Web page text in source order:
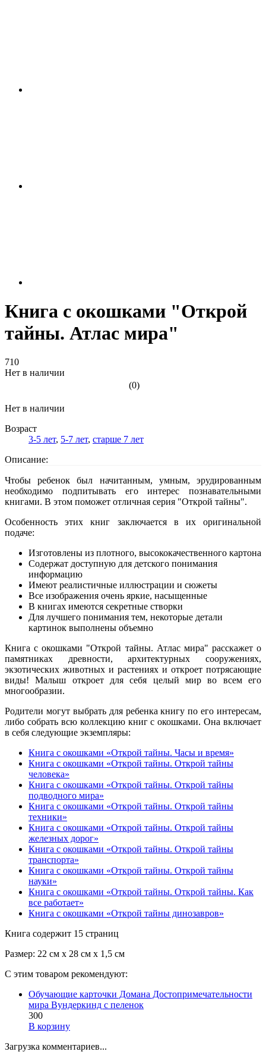
Книга с окошками "Открой
тайны. Атлас мира"
710
Нет в наличии
(0)
Нет в наличии
Возраст
3-5 лет, 5-7 лет, старше 7 лет
Описание:
Чтобы ребенок был начитанным, умным, эрудированным
необходимо подпитывать его интерес познавательными
книгами. В этом поможет отличная серия "Открой тайны".
Особенность этих книг заключается в их оригинальной
подаче:
Изготовлены из плотного, высококачественного картона
Содержат доступную для детского понимания
информацию
Имеют реалистичные иллюстрации и сюжеты
Все изображения очень яркие, насыщенные
В книгах имеются секретные створки
Для лучшего понимания тем, некоторые детали
картинок выполнены объемно
Книга с окошками "Открой тайны. Атлас мира" расскажет о
памятниках древности, архитектурных сооружениях,
экзотических животных и растениях и откроет потрясающие
виды! Малыш откроет для себя целый мир во всем его
многообразии.
Родители могут выбрать для ребенка книгу по его интересам,
либо собрать всю коллекцию книг с окошками. Она включает
в себя следующие экземпляры:
Книга с окошками «Открой тайны. Часы и время»
Книга с окошками «Открой тайны. Открой тайны
человека»
Книга с окошками «Открой тайны. Открой тайны
подводного мира»
Книга с окошками «Открой тайны. Открой тайны
техники»
Книга с окошками «Открой тайны. Открой тайны
железных дорог»
Книга с окошками «Открой тайны. Открой тайны
транспорта»
Книга с окошками «Открой тайны. Открой тайны
науки»
Книга с окошками «Открой тайны. Открой тайны. Как
все работает»
Книга с окошками «Открой тайны динозавров»
Книга содержит 15 страниц
Размер: 22 см x 28 см х 1,5 см
С этим товаром рекомендуют:
Обучающие карточки Домана Достопримечательности
мира Вундеркинд с пеленок
300
В корзину
Загрузка комментариев...